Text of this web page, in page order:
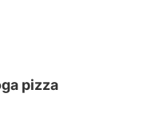
pizza